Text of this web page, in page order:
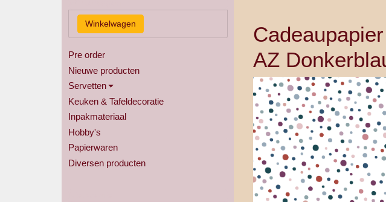
Pre order
Nieuwe producten
Servetten
Keuken & Tafeldecoratie
Inpakmateriaal
Hobby's
Papierwaren
Diversen producten
AZ